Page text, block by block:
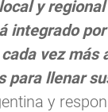
y
integrado
vez
llenar
y